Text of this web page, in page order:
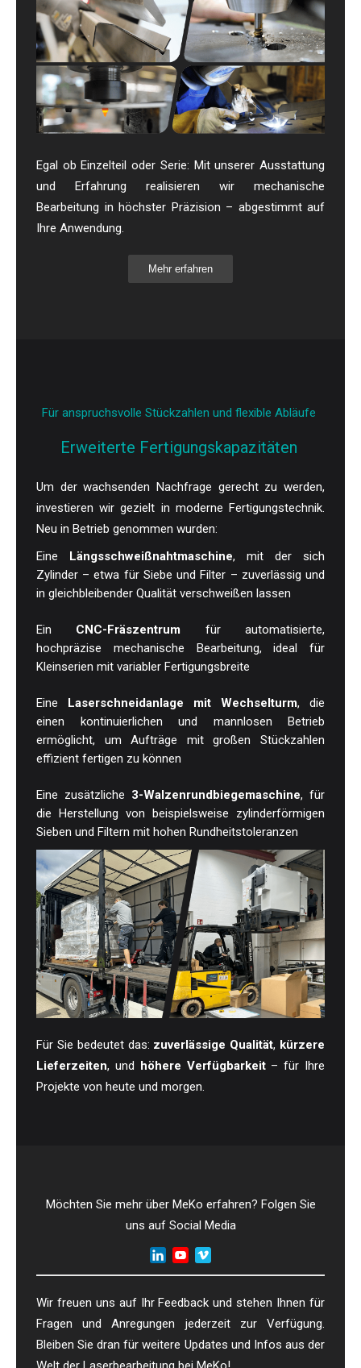
Egal ob Einzelteil oder Serie: Mit unserer Ausstattung
und Erfahrung realisieren wir mechanische
Bearbeitung in höchster Präzision – abgestimmt auf
Ihre Anwendung.
Mehr erfahren
Für anspruchsvolle Stückzahlen und flexible Abläufe
Erweiterte Fertigungskapazitäten
Um der wachsenden Nachfrage gerecht zu werden,
investieren wir gezielt in moderne Fertigungstechnik.
Neu in Betrieb genommen wurden:
Eine Längsschweißnahtmaschine, mit der sich
Zylinder – etwa für Siebe und Filter – zuverlässig und
in gleichbleibender Qualität verschweißen lassen
Ein CNC-Fräszentrum für automatisierte,
hochpräzise mechanische Bearbeitung, ideal für
Kleinserien mit variabler Fertigungsbreite
Eine Laserschneidanlage mit Wechselturm, die
einen kontinuierlichen und mannlosen Betrieb
ermöglicht, um Aufträge mit großen Stückzahlen
effizient fertigen zu können
Eine zusätzliche 3-Walzenrundbiegemaschine, für
die Herstellung von beispielsweise zylinderförmigen
Sieben und Filtern mit hohen Rundheitstoleranzen
Für Sie bedeutet das: zuverlässige Qualität, kürzere
Lieferzeiten, und höhere Verfügbarkeit– für Ihre
Projekte von heute und morgen.
Möchten Sie mehr über MeKo erfahren? Folgen Sie
uns auf Social Media
Wir freuen uns auf Ihr Feedback und stehen Ihnen für
Fragen und Anregungen jederzeit zur Verfügung.
Bleiben Sie dran für weitere Updates und Infos aus der